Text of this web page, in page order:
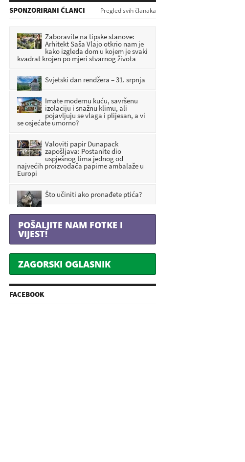
Hitna intervencija: Muškarac
 PRIJE: 17 MINUTA
Veliki Tabor dobiva novu
eura, evo što će sve posjetitelji
moći doživjeti
SPONZORIRANI ČLANCI Pregled svih članaka
Zaboravite na tipske stanove:
Arhitekt Saša Vlajo otkrio nam je
kako izgleda dom u kojem je svaki
kvadrat krojen po mjeri stvarnog života
Svjetski dan rendžera – 31. srpnja
Imate modernu kuću, savršenu
izolaciju i snažnu klimu, ali
pojavljuju se vlaga i plijesan, a vi
se osjećate umorno?
Valoviti papir Dunapack
zapošljava: Postanite dio
uspješnog tima jednog od
najvećih proizvođača papirne ambalaže u
Europi
Što učiniti ako pronađete ptića?
POŠALJITE NAM FOTKE I
VIJEST!
ZAGORSKI OGLASNIK
FACEBOOK